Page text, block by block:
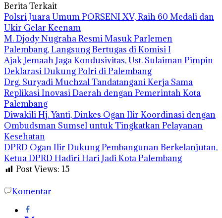
Berita Terkait
Polsri Juara Umum PORSENI XV, Raih 60 Medali dan
Ukir Gelar Keenam
M. Djody Nugraha Resmi Masuk Parlemen
Palembang, Langsung Bertugas di Komisi I
Ajak Jemaah Jaga Kondusivitas, Ust. Sulaiman Pimpin
Deklarasi Dukung Polri di Palembang
Drg. Suryadi Muchzal Tandatangani Kerja Sama
Replikasi Inovasi Daerah dengan Pemerintah Kota
Palembang
Diwakili Hj. Yanti, Dinkes Ogan Ilir Koordinasi dengan
Ombudsman Sumsel untuk Tingkatkan Pelayanan
Kesehatan
DPRD Ogan Ilir Dukung Pembangunan Berkelanjutan,
Ketua DPRD Hadiri Hari Jadi Kota Palembang
Post Views: 15
Komentar